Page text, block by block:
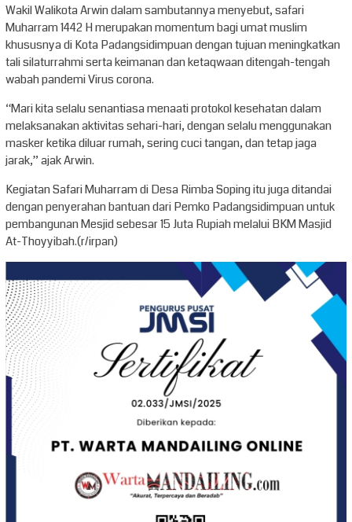
Wakil Walikota Arwin dalam sambutannya menyebut, safari
Muharram 1442 H merupakan momentum bagi umat muslim
khususnya di Kota Padangsidimpuan dengan tujuan meningkatkan
tali silaturrahmi serta keimanan dan ketaqwaan ditengah-tengah
wabah pandemi Virus corona.
“Mari kita selalu senantiasa menaati protokol kesehatan dalam
melaksanakan aktivitas sehari-hari, dengan selalu menggunakan
masker ketika diluar rumah, sering cuci tangan, dan tetap jaga
jarak,” ajak Arwin.
Kegiatan Safari Muharram di Desa Rimba Soping itu juga ditandai
dengan penyerahan bantuan dari Pemko Padangsidimpuan untuk
pembangunan Mesjid sebesar 15 Juta Rupiah melalui BKM Masjid
At-Thoyyibah.(r/irpan)